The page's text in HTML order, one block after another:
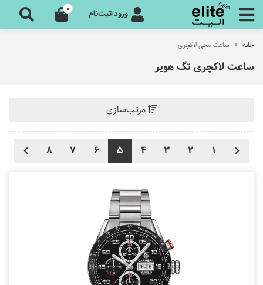
ورود/ثبت‌نام 0
خانه ساعت مچی لاکچری
ساعت لاکچری تگ هویر
مرتب‌سازی
1
2
3
4
5
6
7
8